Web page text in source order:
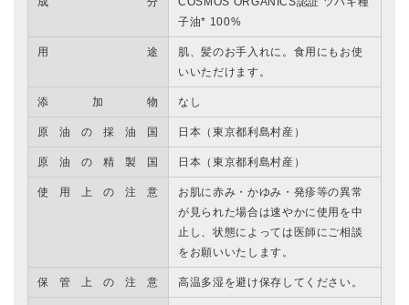
子油* 100%
用途
肌、髪のお手入れに。食用にもお使
いいただけます。
添加物 なし
原油の採油国 日本（東京都利島村産）
原油の精製国 日本（東京都利島村産）
使用上の注意
お肌に赤み・かゆみ・発疹等の異常
が見られた場合は速やかに使用を中
止し、状態によっては医師にご相談
をお願いいたします。
保管上の注意 高温多湿を避け保存してください。